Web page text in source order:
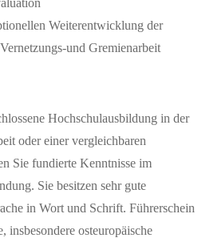
Weiterentwicklung der
und Gremienarbeit
Hochschulausbildung in der
oder einer vergleichbaren
Sie fundierte Kenntnisse im
Sie besitzen sehr gute
in Wort und Schrift. Führerschein
insbesondere osteuropäische